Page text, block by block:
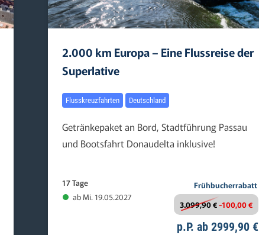
2.000 km Europa – Eine Flussreise der
Superlative
Flusskreuzfahrten Deutschland
Getränkepaket an Bord, Stadtführung Passau
und Bootsfahrt Donaudelta inklusive!
17 Tage
ab Mi. 19.05.2027
Frühbucherrabatt
3.099,90 €-100,00 €
p.P. ab 2999,90 €